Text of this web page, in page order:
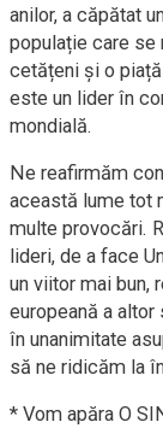
anilor, a căpătat
populație care se
cetățeni și o
este un lider în
mondială.
Ne reafirmăm
această lume tot
multe provocări.
lideri, de a face
un viitor mai bun,
europeană a
în unanimitate
să ne ridicăm la
* Vom apăra O